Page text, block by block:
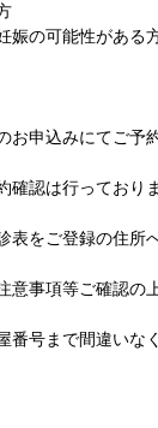
娠の可能性がある
お申込みにてご予
認は行っておりま
表をご登録の住所
事項等ご確認の
番号まで間違いな